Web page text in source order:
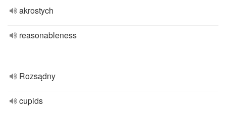
akrostych
reasonableness
Rozsądny
cupids